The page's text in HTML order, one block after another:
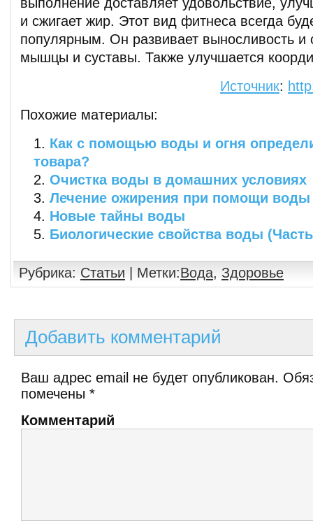
и сжигает жир. Этот вид фитнеса всегда
популярным. Он развивает выносливость и
мышцы и суставы. Также улучшается
Источник:
Похожие материалы:
Как с помощью воды и огня
товара?
Очистка воды в домашних условиях
Лечение ожирения при помощи воды
Новые тайны воды
Биологические свойства воды
Рубрика: Статьи | Метки:Вода, Здоровье
Добавить комментарий
Ваш адрес email не будет опубликован.
помечены *
Комментарий